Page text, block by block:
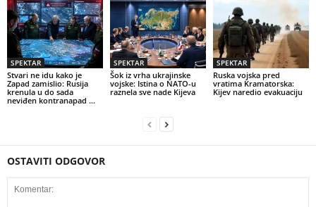
SPEKTAR
Stvari ne idu kako je
Zapad zamislio: Rusija
krenula u do sada
neviđen kontranapad …
SPEKTAR
Šok iz vrha ukrajinske
vojske: Istina o NATO-u
raznela sve nade Kijeva
SPEKTAR
Ruska vojska pred
vratima Kramatorska:
Kijev naredio evakuaciju
OSTAVITI ODGOVOR